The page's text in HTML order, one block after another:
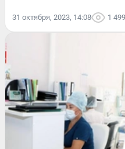
31 октября, 2023, 14:08 1 499